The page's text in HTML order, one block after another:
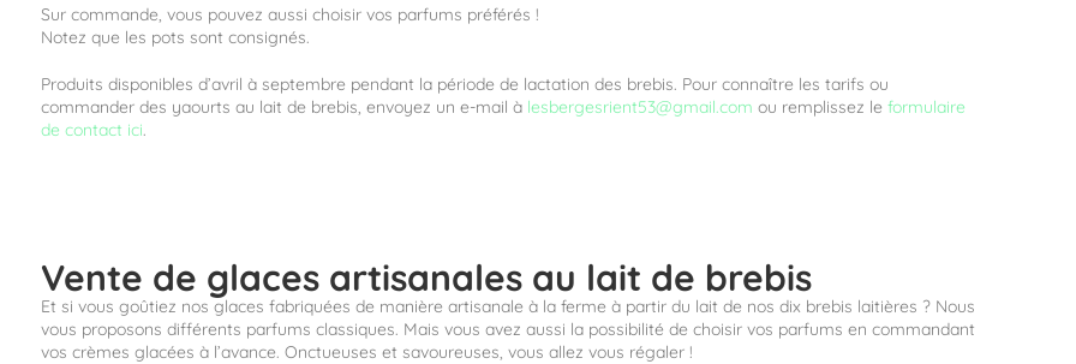
Sur commande, vous pouvez aussi choisir vos parfums préférés !
Notez que les pots sont consignés.
Produits disponibles d’avril à septembre pendant la période de lactation des brebis. Pour connaître les tarifs ou
commander des yaourts au lait de brebis, envoyez un e-mail à lesbergesrient53@gmail.com ou remplissez le formulaire
de contact ici.
Vente de glaces artisanales au lait de brebis
Et si vous goûtiez nos glaces fabriquées de manière artisanale à la ferme à partir du lait de nos dix brebis laitières ? Nous
vous proposons différents parfums classiques. Mais vous avez aussi la possibilité de choisir vos parfums en commandant
vos crèmes glacées à l’avance. Onctueuses et savoureuses, vous allez vous régaler !